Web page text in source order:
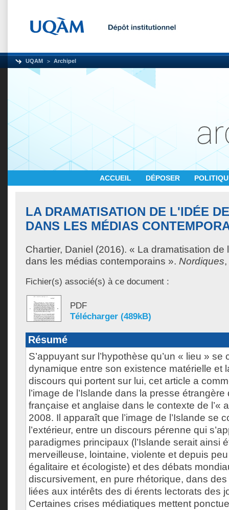
UQAM Archipel
ACCUEIL DÉPOSER
LA DRAMATISATION DE L'IDÉE
DANS LES MÉDIAS
Chartier, Daniel (2016). « La dramatisation de
dans les médias contemporains ». Nordiques
Fichier(s) associé(s) à ce document :
PDF
Télécharger (489kB)
Résumé
S’appuyant sur l’hypothèse qu’un « lieu » se
dynamique entre son existence matérielle et
discours qui portent sur lui, cet article a
l’image de l’Islande dans la presse
française et anglaise dans le contexte de l’«
2008. Il apparaît que l’image de l’Islande se
l’extérieur, entre un discours pérenne qui
paradigmes principaux (l’Islande serait ainsi
merveilleuse, lointaine, violente et depuis
égalitaire et écologiste) et des débats
discursivement, en pure rhétorique, dans
liées aux intérêts des di érents lectorats des
Certaines crises médiatiques mettent